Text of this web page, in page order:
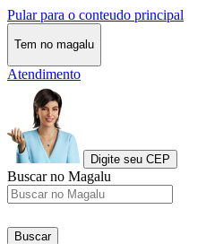
Pular para o conteudo principal
Tem no magalu
Atendimento
Digite seu CEP
Buscar no Magalu
Buscar